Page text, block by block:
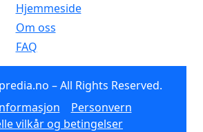
Hjemmeside
Om oss
FAQ
– All Rights Reserved.
Personvern
vilkår og betingelser